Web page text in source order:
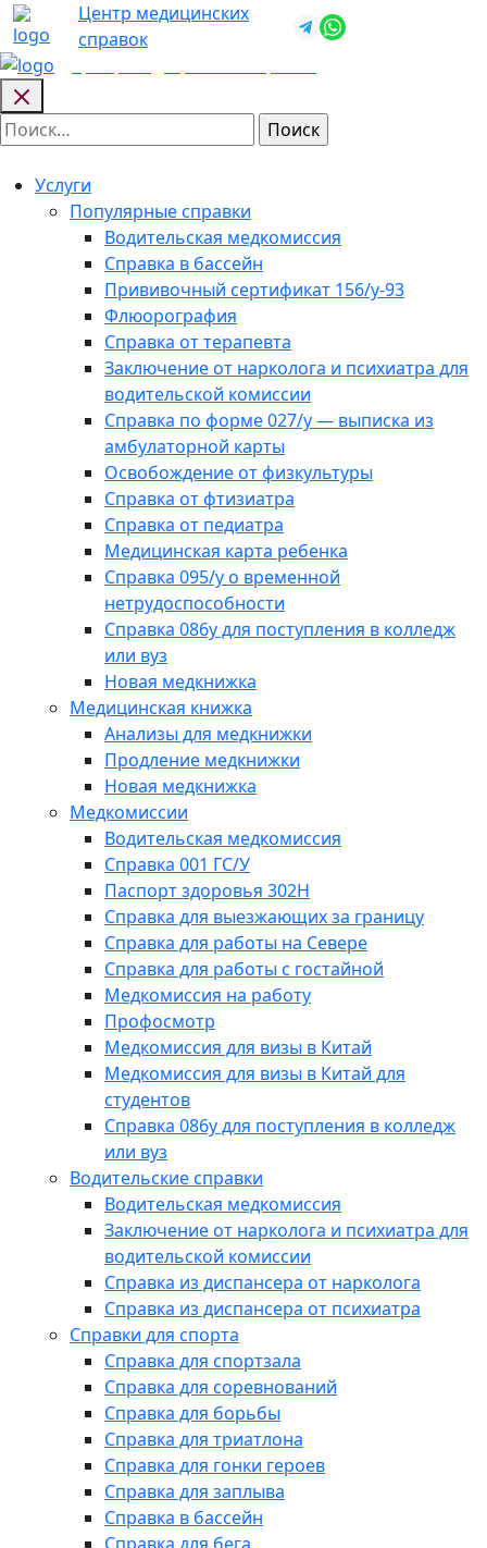
Skip
to
content
Центр медицинских
справок
Найти:
Услуги
Популярные справки
Водительская медкомиссия
Справка в бассейн
Прививочный сертификат 156/у-93
Флюорография
Справка от терапевта
Заключение от нарколога и психиатра для
водительской комиссии
Справка по форме 027/у — выписка из
амбулаторной карты
Освобождение от физкультуры
Справка от фтизиатра
Справка от педиатра
Медицинская карта ребенка
Справка 095/у о временной
нетрудоспособности
Справка 086у для поступления в колледж
или вуз
Новая медкнижка
Медицинская книжка
Анализы для медкнижки
Продление медкнижки
Новая медкнижка
Медкомиссии
Водительская медкомиссия
Справка 001 ГС/У
Паспорт здоровья 302Н
Справка для выезжающих за границу
Справка для работы на Севере
Справка для работы с гостайной
Медкомиссия на работу
Профосмотр
Медкомиссия для визы в Китай
Медкомиссия для визы в Китай для
студентов
Справка 086у для поступления в колледж
или вуз
Водительские справки
Водительская медкомиссия
Заключение от нарколога и психиатра для
водительской комиссии
Справка из диспансера от нарколога
Справка из диспансера от психиатра
Справки для спорта
Справка для спортзала
Справка для соревнований
Справка для борьбы
Справка для триатлона
Справка для гонки героев
Справка для заплыва
Справка в бассейн